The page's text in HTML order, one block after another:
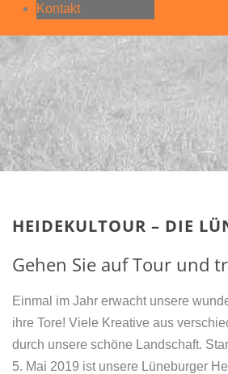
Kontakt
HEIDEKULTOUR – DIE
Gehen Sie auf Tour und
Einmal im Jahr erwacht unsere
ihre Tore! Viele Kreative aus
durch unsere schöne Landschaft.
5. Mai 2019 ist unsere Lüneburger